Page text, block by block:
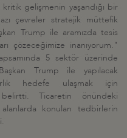
gelişmenin yaşandığı bir
çevreler stratejik müttefik
Trump ile aramızda tesis
çözeceğimize inanıyorum."
5 sektör üzerinde
Trump ile yapılacak
hedefe ulaşmak için
belirtti. Ticaretin önündeki
konulan tedbirlerin